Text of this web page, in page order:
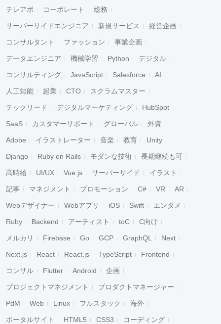
テレアポ コーポレート 総務
サーバーサイドエンジニア 新規サービス 経営企画
コンサルタント ファッション 事業企画
データエンジニア 機械学習 Python デジタル
コンサルティング JavaScript Salesforce AI
人工知能 起業 CTO スクラムマスター
テックリード デジタルマーケティング HubSpot
SaaS カスタマーサポート グローバル 外資
Adobe イラストレーター 音楽 教育 Unity
Django Ruby on Rails モダンな技術 長期継続も可
高時給 UI/UX Vue.js サーバーサイド イラスト
記事 マネジメント プロモーション C# VR AR
Webデザイナー Webアプリ iOS Swift エンタメ
Ruby Backend アーティスト toC C向け
メルカリ Firebase Go GCP GraphQL Next
Next.js React React.js TypeScript Frontend
コンサル Flutter Android 企画
プロジェクトマネジメント プロダクトマネージャー
PdM Web Linux フルスタック 海外
ポータルサイト HTML5 CSS3 コーディング